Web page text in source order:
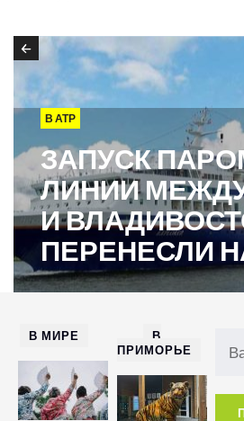
В АТР
ЗАПУСК
ЛИНИИ
И
ПЕРЕНЕСЛИ
В МИРЕ
В
ПРИМОРЬЕ